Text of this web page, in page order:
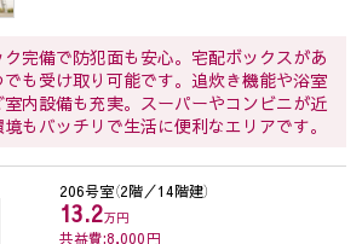
ク完備で防犯面も安心。宅配ボックスがあ
でも受け取り可能です。追炊き機能や浴室
内設備も充実。スーパーやコンビニが近
もバッチリで生活に便利なエリアです。
206号室（2階／14階建）
13.2万円
共益費:8,000円